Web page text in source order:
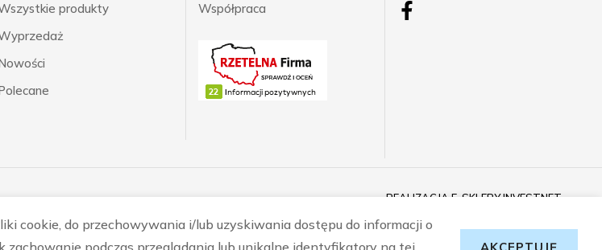
produkty
Współpraca
REALIZACJA E-SKLEPY INVESTNET
cookie, do przechowywania i/lub uzyskiwania dostępu do informacji o
podczas przeglądania lub unikalne identyfikatory na tej
AKCEPTUJĘ